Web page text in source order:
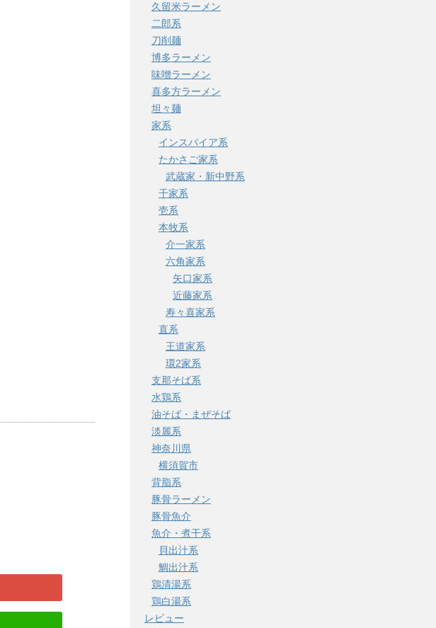
久留米ラーメン
二郎系
刀削麺
博多ラーメン
味噌ラーメン
喜多方ラーメン
坦々麺
家系
インスパイア系
たかさご家系
武蔵家・新中野系
千家系
壱系
本牧系
介一家系
六角家系
矢口家系
近藤家系
寿々喜家系
直系
王道家系
環2家系
支那そば系
水鶏系
油そば・まぜそば
淡麗系
神奈川県
横須賀市
背脂系
豚骨ラーメン
豚骨魚介
魚介・煮干系
貝出汁系
鯛出汁系
鶏清湯系
鶏白湯系
レビュー